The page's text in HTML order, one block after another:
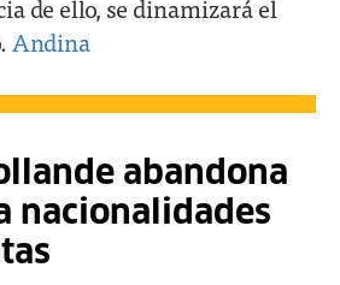
de ello, se dinamizará el
Andina
abandona
nacionalidades